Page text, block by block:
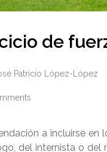
de
Patricio López-López
a incluirse en
del internista o del